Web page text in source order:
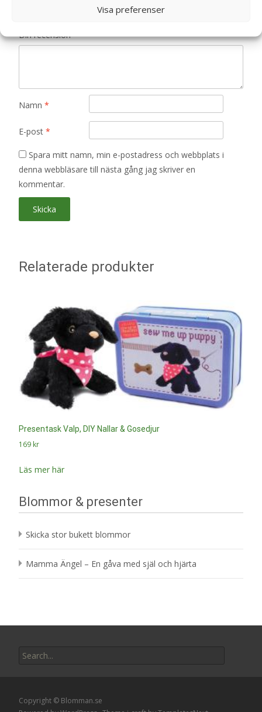
Visa preferenser
Din recension*
Namn *
E-post *
Spara mitt namn, min e-postadress och webbplats i
denna webbläsare till nästa gång jag skriver en
kommentar.
Relaterade produkter
Presentask Valp, DIY Nallar & Gosedjur
169 kr
Läs mer här
Blommor & presenter
Skicka stor bukett blommor
Mamma Ängel – En gåva med själ och hjärta
for:
Copyright © Blomman.se